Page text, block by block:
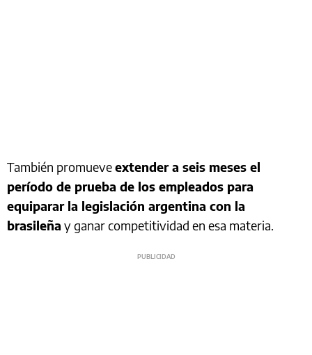
También promueveextender a seis meses el
período de prueba de los empleados para
equiparar la legislación argentina con la
brasileña y ganar competitividad en esa materia.